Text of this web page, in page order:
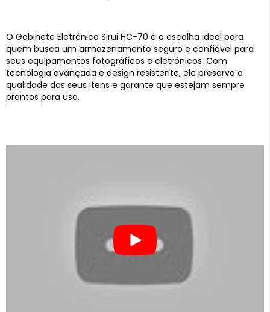
O Gabinete Eletrônico Sirui HC-70 é a escolha ideal para
quem busca um armazenamento seguro e confiável para
seus equipamentos fotográficos e eletrônicos. Com
tecnologia avançada e design resistente, ele preserva a
qualidade dos seus itens e garante que estejam sempre
prontos para uso.